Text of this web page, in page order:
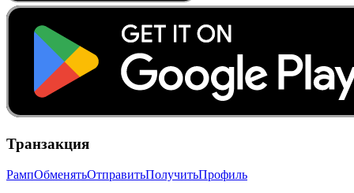
Транзакция
РампОбменятьОтправитьПолучитьПрофиль